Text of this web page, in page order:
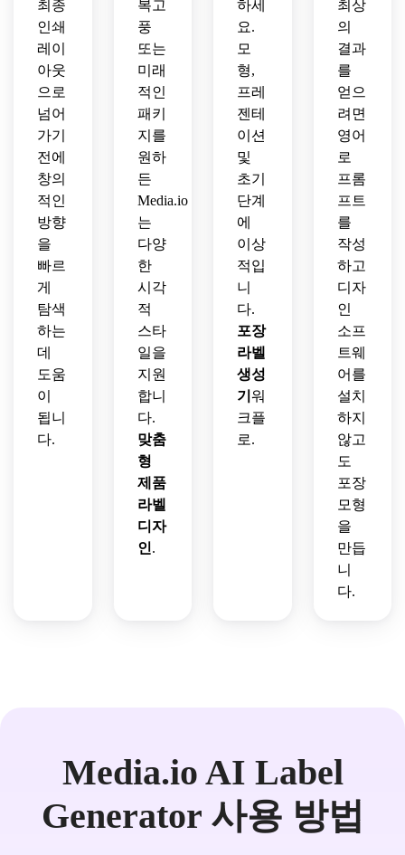
최종
인쇄
레이
아웃
으로
넘어
가기
전에
창의
적인
방향
을
빠르
게
탐색
하는
데
도움
이
됩니
다.
복고
풍
또는
미래
적인
패키
지를
원하
든
Media.io
는
다양
한
시각
적
스타
일을
지원
합니
다.
맞춤
형
제품
라벨
디자
인.
하세
요.
모
형,
프레
젠테
이션
및
초기
단계
에
이상
적입
니
다.
포장
라벨
생성
기 워
크플
로.
최상
의
결과
를
얻으
려면
영어
로
프롬
프트
를
작성
하고
디자
인
소프
트웨
어를
설치
하지
않고
도
포장
모형
을
만듭
니
다.
Media.io AI Label
Generator 사용 방법